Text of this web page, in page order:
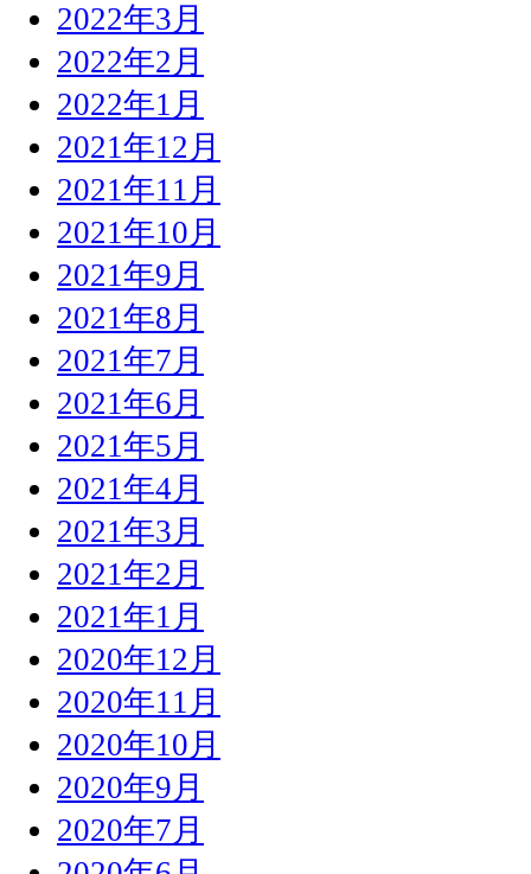
2022年3月
2022年2月
2022年1月
2021年12月
2021年11月
2021年10月
2021年9月
2021年8月
2021年7月
2021年6月
2021年5月
2021年4月
2021年3月
2021年2月
2021年1月
2020年12月
2020年11月
2020年10月
2020年9月
2020年7月